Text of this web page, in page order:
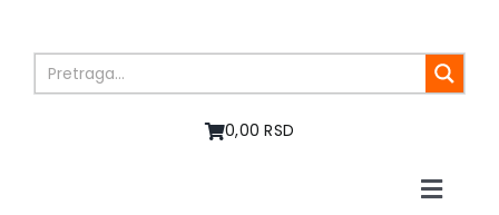
content
0,00 RSD
Toggle